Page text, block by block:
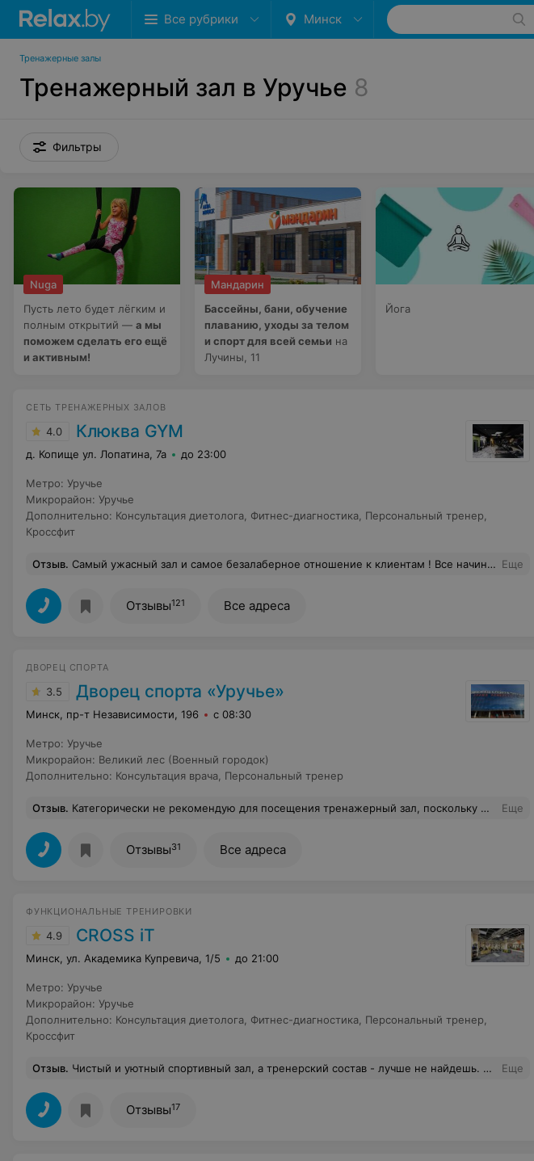
Все рубрики Минск
Тренажерные залы
Тренажерный зал в Уручье 8
Фильтры
Nuga
Пусть лето будет лёгким и
полным открытий — а мы
поможем сделать его ещё
и активным!
Мандарин
Бассейны, бани, обучение
плаванию, уходы за телом
и спорт для всей семьи на
Лучины, 11
Йога
СЕТЬ ТРЕНАЖЕРНЫХ ЗАЛОВ
4.0 Клюква GYM
д. Копище ул. Лопатина, 7а до 23:00
Метро: Уручье
Микрорайон: Уручье
Дополнительно: Консультация диетолога Фитнес-диагностика Персональный тренер
Кроссфит
Отзыв. Самый ужасный зал и самое безалаберное отношение к клиентам ! Все начинается с записи 2 бесплатные тренировки , тренер за доп плату Администратор сразу советует тренера Б Владислава мол самый лучший . Смотрю фото парень с пузиком без каких либо результатов . Но его прямо навязывают . По факту не ведусь и выбираю брутального качка Алексея. Пришла оплатила В данный момент этот парень уже не работает Тренировка с Алексеем первая прошла хорошо и я взяла вторую тренировку с ним же и после купила абонемент ! Сразу после этого Алексей начал просто забивать на тренировки . Первый раз я приехала в клуб он сказал сори не отложные дела и свалил . На вторую тренировку не пришел вовсе . Я обратилась к директору клуба с просьбой аннулировать полугодовой абонемент т.к. считаю не приемлемым такое отношение к клиентам . Получила отказ , мол мы к тренерам не имеем никакого отношения они вольные птицы! Еще
Отзывы121 Все адреса
ДВОРЕЦ СПОРТА
3.5 Дворец спорта «Уручье»
Минск, пр-т Независимости, 196 с 08:30
Метро: Уручье
Микрорайон: Великий лес (Военный городок)
Дополнительно: Консультация врача Персональный тренер
Отзыв. Категорически не рекомендую для посещения тренажерный зал, поскольку можете просто лишиться денег так в него и не попав. Оплата услуг идет через автомат только по карте. Наличными нельзя. Автомат выдает билет и чек. И если вы вдруг не возьмете чек или автомате закончится бумага и он ее вам не напечатает, вы просто в зал не попадете при этом оплатив стоимость посещения. Еще
Отзывы31 Все адреса
ФУНКЦИОНАЛЬНЫЕ ТРЕНИРОВКИ
4.9 CROSS iT
Минск, ул. Академика Купревича, 1/5 до 21:00
Метро: Уручье
Микрорайон: Уручье
Дополнительно: Консультация диетолога Фитнес-диагностика Персональный тренер
Кроссфит
Отзыв. Чистый и уютный спортивный зал, а тренерский состав - лучше не найдешь. Все продумано профессионально и грамотно. Каждый день новый комплекс, который не наскучит. Атмосфера приятная и дружелюбная. За короткий промежуток времени клуб Cross It стал для меня местом куда как и домой приятно возвращаться. Еще
Отзывы17